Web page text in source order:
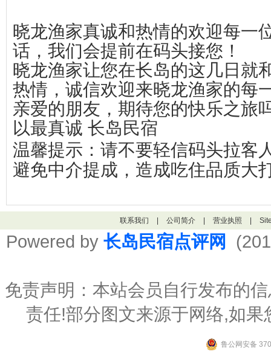
晓龙渔家真诚和热情的欢迎每一
话，我们会提前在码头接您！
晓龙渔家让您在长岛的这几日就
热情，诚信欢迎来晓龙渔家的每
亲爱的朋友，期待您的快乐之旅
以最真诚 长岛民宿
温馨提示：请不要轻信码头拉客
避免中介提成，造成吃住品质大
联系我们 公司简介 营业执照
Powered by 长岛民宿点评网
免责声明：本站会员自行发布的
责任!部分图文来源于网络,如
鲁公网安备